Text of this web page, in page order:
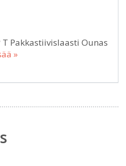
Pakkastiivislaasti Ounas
»